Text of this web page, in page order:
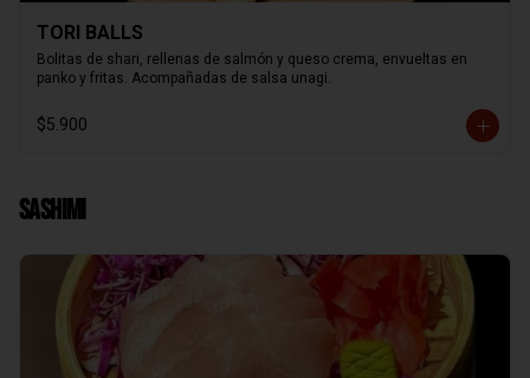
TORI BALLS
Bolitas de shari, rellenas de salmón y queso crema, envueltas en
panko y fritas. Acompañadas de salsa unagi.
$5.900
Sashimi